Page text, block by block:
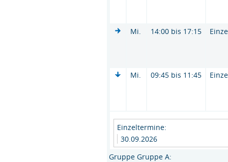
Mi. 14:00 bis 17:15
Mi. 09:45 bis 11:45
Einzeltermine:
30.09.2026
Gruppe Gruppe A: